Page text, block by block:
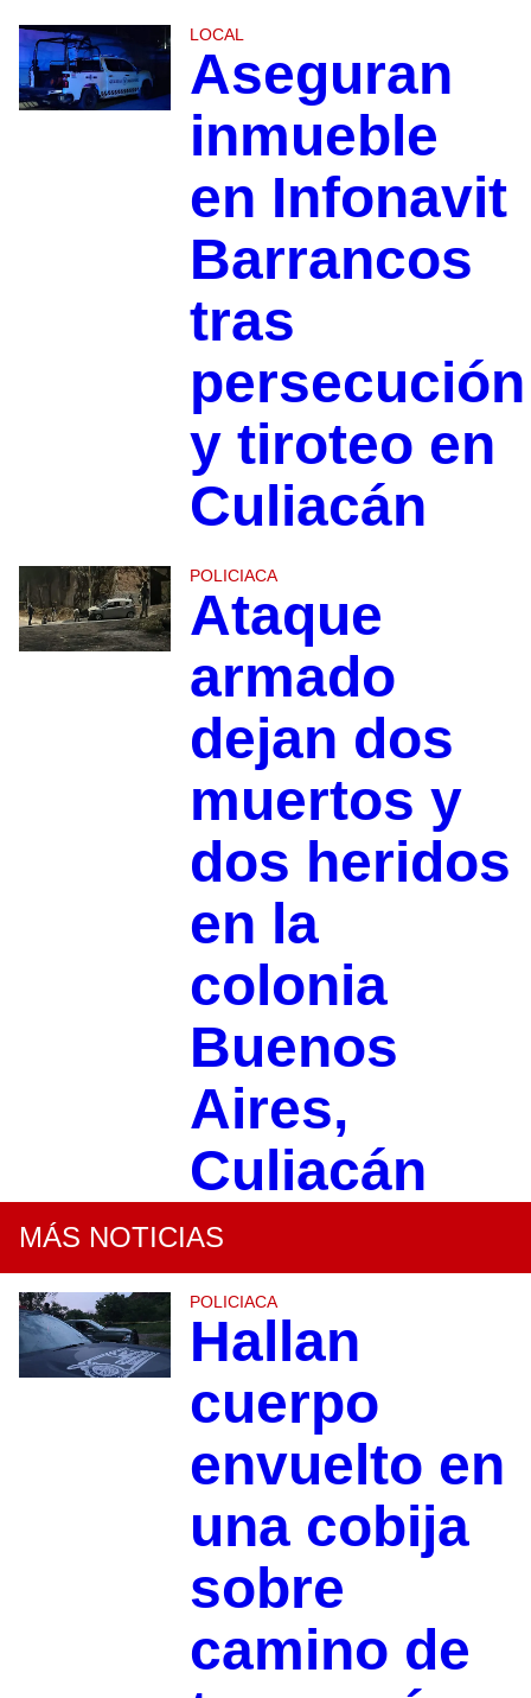
LOCAL
Aseguran
inmueble
en Infonavit
Barrancos
tras
persecución
y tiroteo en
Culiacán
POLICIACA
Ataque
armado
dejan dos
muertos y
dos heridos
en la
colonia
Buenos
Aires,
Culiacán
MÁS NOTICIAS
POLICIACA
Hallan
cuerpo
envuelto en
una cobija
sobre
camino de